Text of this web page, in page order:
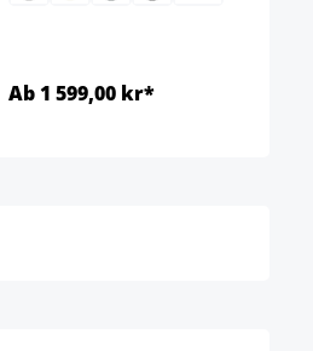
Ab 1 599,00 kr*